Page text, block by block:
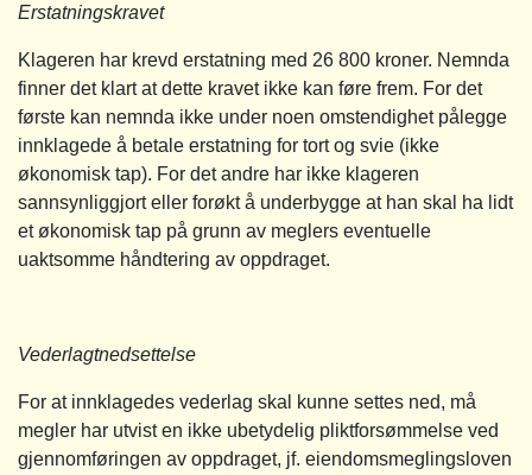
Erstatningskravet
Klageren har krevd erstatning med 26 800 kroner. Nemnda
finner det klart at dette kravet ikke kan føre frem. For det
første kan nemnda ikke under noen omstendighet pålegge
innklagede å betale erstatning for tort og svie (ikke
økonomisk tap). For det andre har ikke klageren
sannsynliggjort eller forøkt å underbygge at han skal ha lidt
et økonomisk tap på grunn av meglers eventuelle
uaktsomme håndtering av oppdraget.
Vederlagtnedsettelse
For at innklagedes vederlag skal kunne settes ned, må
megler har utvist en ikke ubetydelig pliktforsømmelse ved
gjennomføringen av oppdraget, jf. eiendomsmeglingsloven